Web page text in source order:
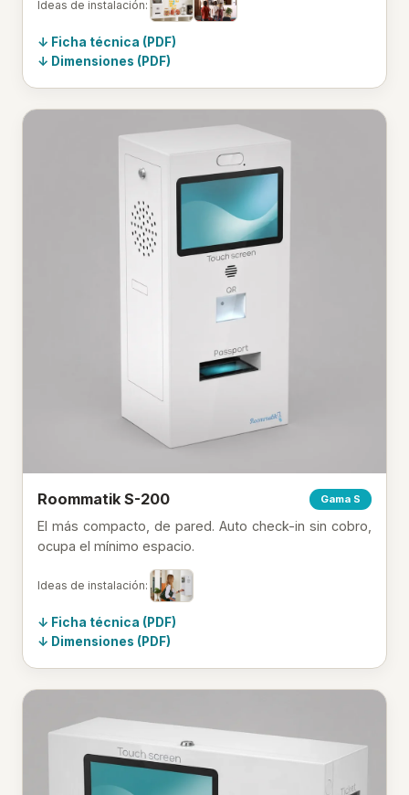
Ideas de instalación:
Ficha técnica (PDF)
Dimensiones (PDF)
Roommatik S-200 Gama S
El más compacto, de pared. Auto check-in sin cobro,
ocupa el mínimo espacio.
Ideas de instalación:
Ficha técnica (PDF)
Dimensiones (PDF)